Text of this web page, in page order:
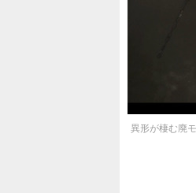
異形が棲む廃